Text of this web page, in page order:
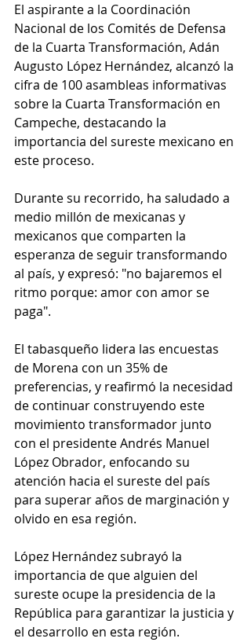
El aspirante a la Coordinación
Nacional de los Comités de Defensa
de la Cuarta Transformación, Adán
Augusto López Hernández, alcanzó la
cifra de 100 asambleas informativas
sobre la Cuarta Transformación en
Campeche, destacando la
importancia del sureste mexicano en
este proceso.
Durante su recorrido, ha saludado a
medio millón de mexicanas y
mexicanos que comparten la
esperanza de seguir transformando
al país, y expresó: "no bajaremos el
ritmo porque: amor con amor se
paga".
El tabasqueño lidera las encuestas
de Morena con un 35% de
preferencias, y reafirmó la necesidad
de continuar construyendo este
movimiento transformador junto
con el presidente Andrés Manuel
López Obrador, enfocando su
atención hacia el sureste del país
para superar años de marginación y
olvido en esa región.
López Hernández subrayó la
importancia de que alguien del
sureste ocupe la presidencia de la
República para garantizar la justicia y
el desarrollo en esta región.